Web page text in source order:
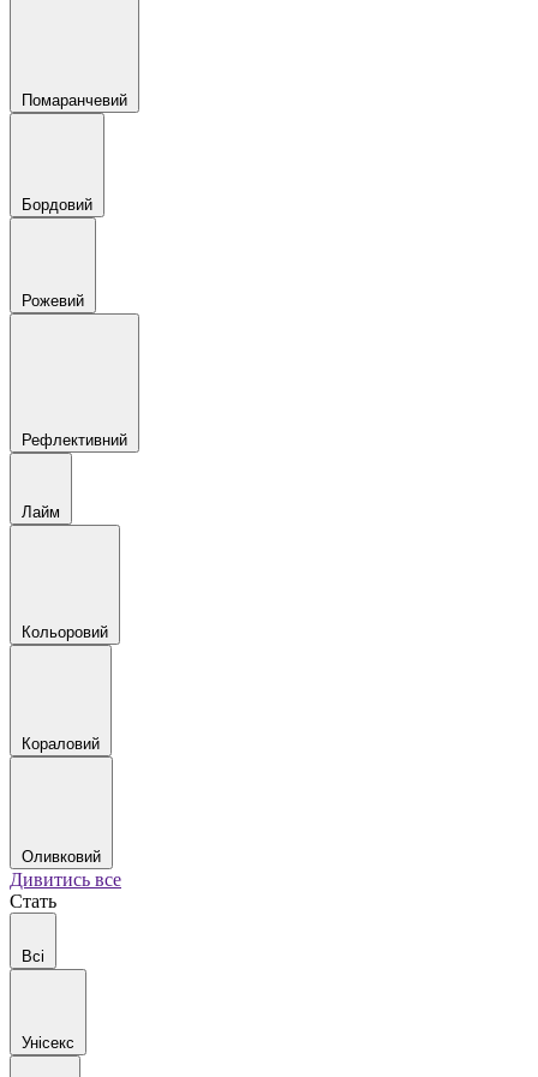
Помаранчевий
Бордовий
Рожевий
Рефлективний
Лайм
Кольоровий
Кораловий
Оливковий
Дивитись все
Стать
Всі
Унісекс